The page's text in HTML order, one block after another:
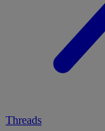
Threads